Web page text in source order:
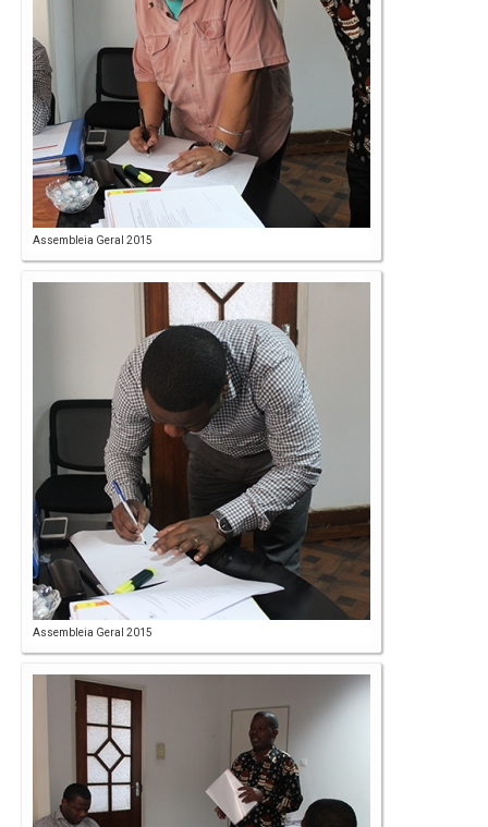
Assembleia Geral 2015
Assembleia Geral 2015